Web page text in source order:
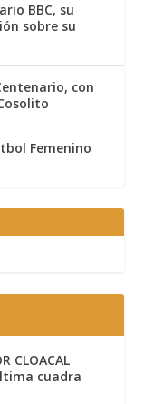
BBC, su
sobre su
con
Femenino
CLOACAL
cuadra